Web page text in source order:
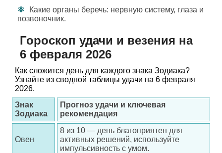
Какие органы беречь: нервную систему, глаза и
позвоночник.
Гороскоп удачи и везения на
6 февраля 2026
Как сложится день для каждого знака Зодиака?
Узнайте из сводной таблицы удачи на 6 февраля
2026.
Знак
Зодиака
Прогноз удачи и ключевая
рекомендация
Овен
8 из 10 — день благоприятен для
активных решений, используйте
импульсивность с умом.